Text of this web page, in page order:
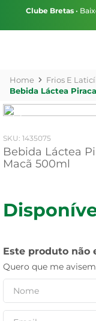
Clube Bretas •
Frios E
Bebida Láctea
: 1435075
Bebida Láctea
Macã 500ml
Este produto não
Quero que me